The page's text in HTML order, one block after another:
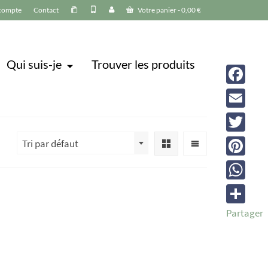
Contact Votre panier-0,00€
Qui suis-je Trouver les produits
Tri par défaut
Facebook
Email
Twitter
Pinterest
WhatsApp
Partager